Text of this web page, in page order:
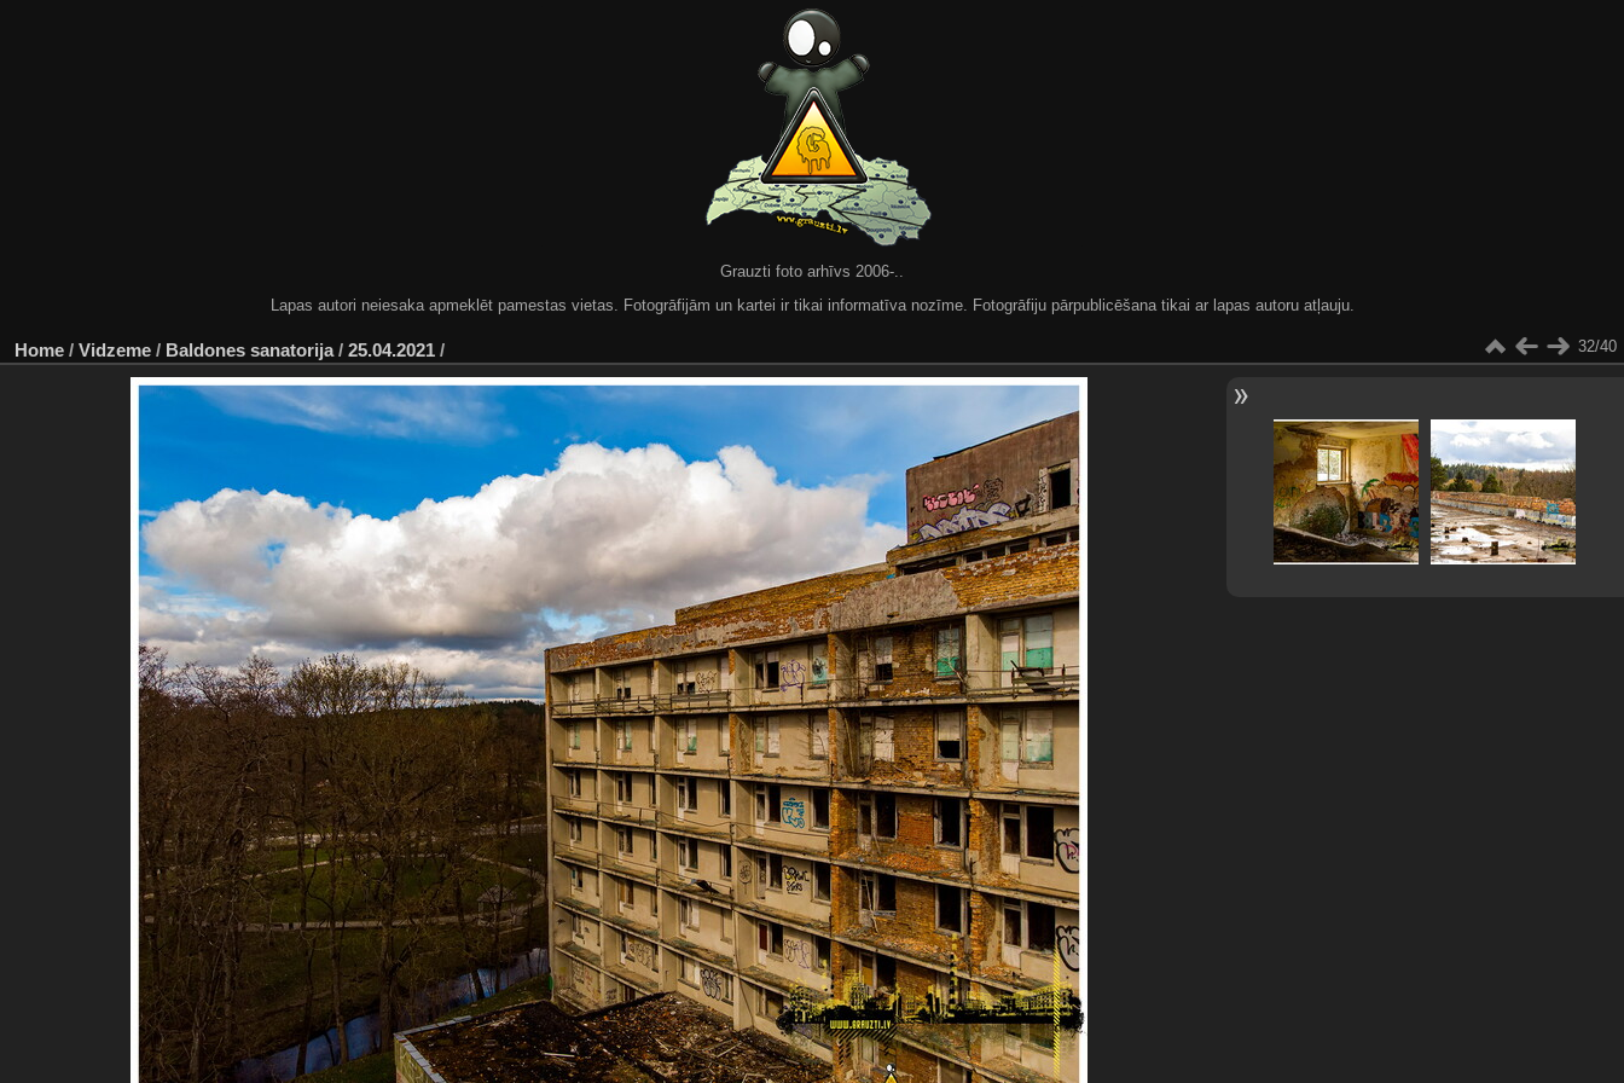
Grauzti foto arhīvs 2006-..
Lapas autori neiesaka apmeklēt pamestas vietas. Fotogrāfijām un kartei ir tikai informatīva nozīme. Fotogrāfiju pārpublicēšana tikai ar lapas autoru atļauju.
Home / Vidzeme / Baldones sanatorija/ 25.04.2021 / 32/40